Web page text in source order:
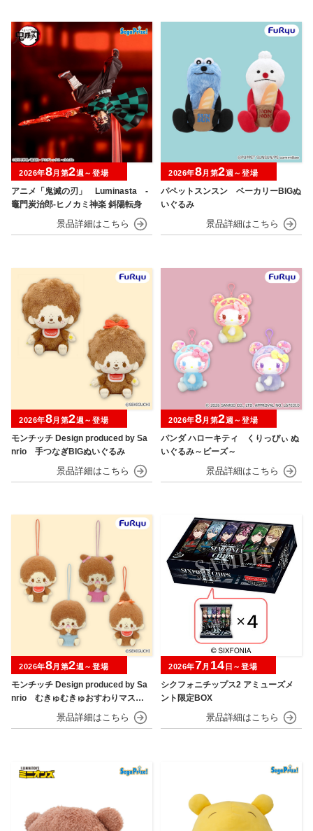
アニメ「鬼滅の刃」 Luminasta ‐
竈門炭治郎‐ヒノカミ神楽 斜陽転身
2026年8月第2週～登場
パペットスンスン ベーカリーBIGぬ
いぐるみ
2026年8月第2週～登場
モンチッチ Design produced by Sa
nrio 手つなぎBIGぬいぐるみ
2026年8月第2週～登場
パンダ ハローキティ くりっぴぃ ぬ
いぐるみ～ビーズ～
2026年8月第2週～登場
モンチッチ Design produced by Sa
nrio むきゅむきゅおすわりマスコ
2026年8月第2週～登場
シクフォニチップス2 アミューズメ
ント限定BOX
2026年7月 14 日～登場